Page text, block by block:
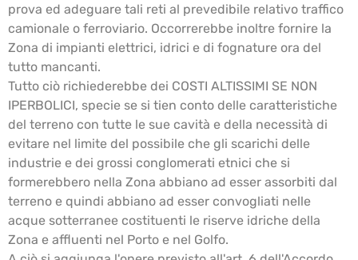
prova ed adeguare tali reti al prevedibile relativo traffico
camionale o ferroviario. Occorrerebbe inoltre fornire la
Zona di impianti elettrici, idrici e di fognature ora del
tutto mancanti.
Tutto ciò richiederebbe dei COSTI ALTISSIMI SE NON
IPERBOLICI, specie se si tien conto delle caratteristiche
del terreno con tutte le sue cavità e della necessità di
evitare nel limite del possibile che gli scarichi delle
industrie e dei grossi conglomerati etnici che si
formerebbero nella Zona abbiano ad esser assorbiti dal
terreno e quindi abbiano ad esser convogliati nelle
acque sotterranee costituenti le riserve idriche della
Zona e affluenti nel Porto e nel Golfo.